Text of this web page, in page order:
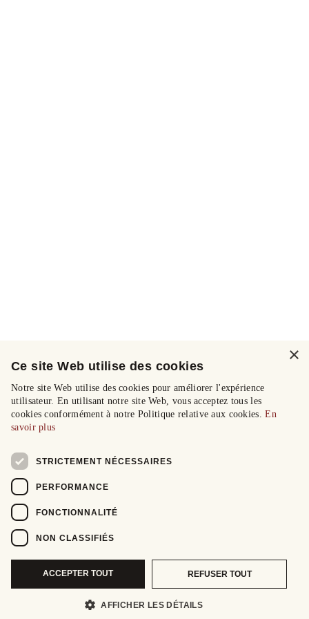
×
Ce site Web utilise des cookies
Notre site Web utilise des cookies pour améliorer l'expérience
utilisateur. En utilisant notre site Web, vous acceptez tous les
cookies conformément à notre Politique relative aux cookies.En
savoir plus
STRICTEMENT NÉCESSAIRES
PERFORMANCE
FONCTIONNALITÉ
NON CLASSIFIÉS
ACCEPTER TOUT REFUSER TOUT
AFFICHER LES DÉTAILS